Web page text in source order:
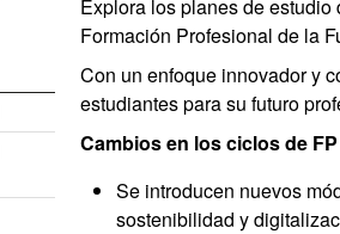
Explora los planes de
Formación Profesional de la
Con un enfoque innovador y
estudiantes para su futuro
Cambios en los ciclos de
Se introducen nuevos
sostenibilidad y